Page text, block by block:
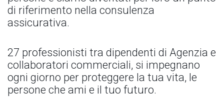
di riferimento nella consulenza
assicurativa.
27 professionisti tra dipendenti di Agenzia e
collaboratori commerciali, si impegnano
ogni giorno per proteggere la tua vita, le
persone che ami e il tuo futuro.